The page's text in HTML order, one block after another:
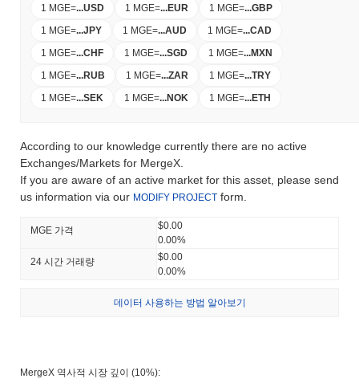
1 MGE=...USD 1 MGE=...EUR 1 MGE=...GBP
1 MGE=...JPY 1 MGE=...AUD 1 MGE=...CAD
1 MGE=...CHF 1 MGE=...SGD 1 MGE=...MXN
1 MGE=...RUB 1 MGE=...ZAR 1 MGE=...TRY
1 MGE=...SEK 1 MGE=...NOK 1 MGE=...ETH
According to our knowledge currently there are no active
Exchanges/Markets for MergeX.
If you are aware of an active market for this asset, please send
us information via our MODIFY PROJECT form.
MGE 가격
$0.00
0.00%
24 시간 거래량
$0.00
0.00%
데이터 사용하는 방법 알아보기
MergeX 역사적 시장 깊이 (10%):